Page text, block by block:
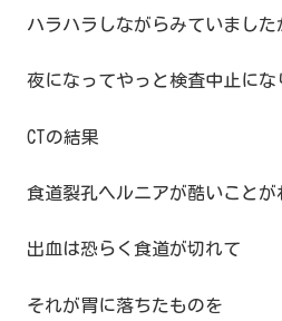
ハラハラしながらみていました
夜になってやっと検査中止にな
CTの結果
食道裂孔ヘルニアが酷いことが
出血は恐らく食道が切れて
それが胃に落ちたものを